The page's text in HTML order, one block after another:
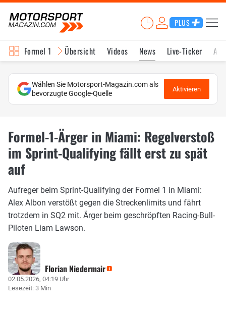
PLUS
Formel 1 Übersicht Videos News Live-Ticker
Wählen Sie Motorsport-Magazin.com als
bevorzugte Google-Quelle
Aktivieren
Formel-1-Ärger in Miami: Regelverstoß
im Sprint-Qualifying fällt erst zu spät
auf
Aufreger beim Sprint-Qualifying der Formel 1 in Miami:
Alex Albon verstößt gegen die Streckenlimits und fährt
trotzdem in SQ2 mit. Ärger beim geschröpften Racing-Bull-
Piloten Liam Lawson.
Florian Niedermair
02.05.2026, 04:19 Uhr
Lesezeit: 3 Min